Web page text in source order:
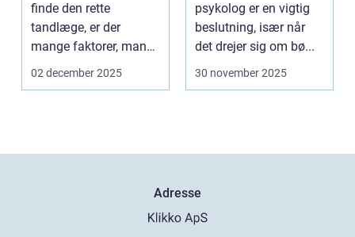
finde den rette
tandlæge, er der
mange faktorer, man
bør ov...
02 december 2025
psykolog er en vigtig
beslutning, især når
det drejer sig om bø...
30 november 2025
Adresse